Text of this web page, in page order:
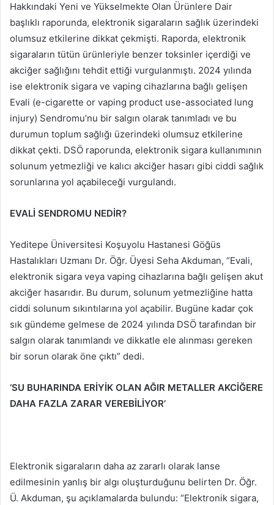
Hakkındaki Yeni ve Yükselmekte Olan Ürünlere Dair
başlıklı raporunda, elektronik sigaraların sağlık üzerindeki
olumsuz etkilerine dikkat çekmişti. Raporda, elektronik
sigaraların tütün ürünleriyle benzer toksinler içerdiği ve
akciğer sağlığını tehdit ettiği vurgulanmıştı. 2024 yılında
ise elektronik sigara ve vaping cihazlarına bağlı gelişen
Evali (e-cigarette or vaping product use-associated lung
injury) Sendromu’nu bir salgın olarak tanımladı ve bu
durumun toplum sağlığı üzerindeki olumsuz etkilerine
dikkat çekti. DSÖ raporunda, elektronik sigara kullanımının
solunum yetmezliği ve kalıcı akciğer hasarı gibi ciddi sağlık
sorunlarına yol açabileceği vurgulandı.
EVALİ SENDROMU NEDİR?
Yeditepe Üniversitesi Koşuyolu Hastanesi Göğüs
Hastalıkları Uzmanı Dr. Öğr. Üyesi Seha Akduman, “Evali,
elektronik sigara veya vaping cihazlarına bağlı gelişen akut
akciğer hasarıdır. Bu durum, solunum yetmezliğine hatta
ciddi solunum sıkıntılarına yol açabilir. Bugüne kadar çok
sık gündeme gelmese de 2024 yılında DSÖ tarafından bir
salgın olarak tanımlandı ve dikkatle ele alınması gereken
bir sorun olarak öne çıktı” dedi.
‘SU BUHARINDA ERİYİK OLAN AĞIR METALLER AKCİĞERE
DAHA FAZLA ZARAR VEREBİLİYOR’
Elektronik sigaraların daha az zararlı olarak lanse
edilmesinin yanlış bir algı oluşturduğunu belirten Dr. Öğr.
Ü. Akduman, şu açıklamalarda bulundu: “Elektronik sigara,